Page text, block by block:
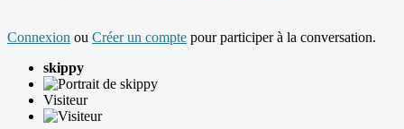
Connexion ou Créer un compte pour participer à la conversation.
skippy
Visiteur